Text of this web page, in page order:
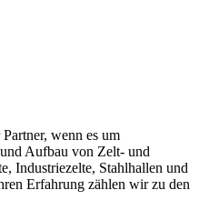
wenn es um
Aufbau von Zelt- und
Industriezelte, Stahlhallen und
Erfahrung zählen wir zu den